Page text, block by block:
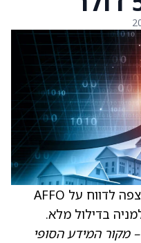
לשנת 2026 המלאה, החברה מצפה לדווח על AFFO
– מקור המידע הסופי